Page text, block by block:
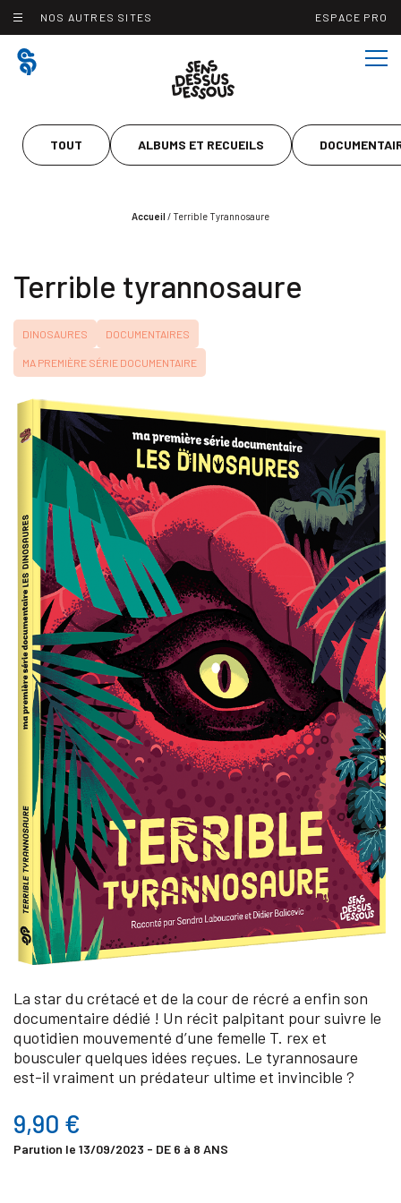
NOS AUTRES SITES ESPACE PRO
TOUT ALBUMS ET RECUEILS
Accueil / Terrible Tyrannosaure
Terrible tyrannosaure
DINOSAURES DOCUMENTAIRES
MA PREMIÈRE SÉRIE DOCUMENTAIRE
La star du crétacé et de la cour de récré a enfin son
documentaire dédié ! Un récit palpitant pour suivre le
quotidien mouvementé d’une femelle T. rex et
bousculer quelques idées reçues. Le tyrannosaure
est-il vraiment un prédateur ultime et invincible ?
9,90 €
Parution le 13/09/2023 - DE 6 à 8 ANS